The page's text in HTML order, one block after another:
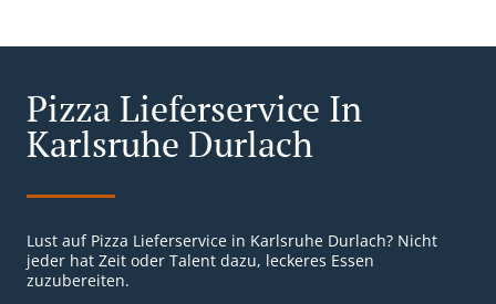
Pizza Lieferservice In
Karlsruhe Durlach
Lust auf Pizza Lieferservice in Karlsruhe Durlach? Nicht
jeder hat Zeit oder Talent dazu, leckeres Essen
zuzubereiten.